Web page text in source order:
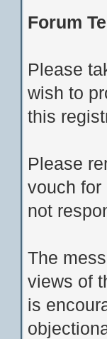
Forum
Please
wish to
this
Please
vouch for
not
The
views of
is